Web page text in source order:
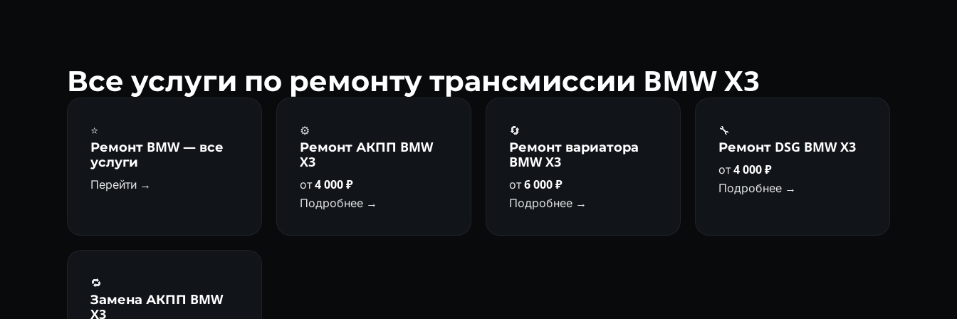
Все услуги по ремонту трансмиссии BMW X3
⭐
Ремонт BMW — все
услуги
Перейти →
⚙️
Ремонт АКПП BMW
X3
от4 000 ₽
Подробнее →
🔄
Ремонт вариатора
BMW X3
от6 000 ₽
Подробнее →
🔧
Ремонт DSG BMW X3
от4 000 ₽
Подробнее →
🔁
Замена АКПП BMW
X3